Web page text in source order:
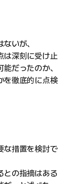
いが、
は深刻に受け止
だったのか、
を徹底的に点検
な措置を検討で
との指摘はある